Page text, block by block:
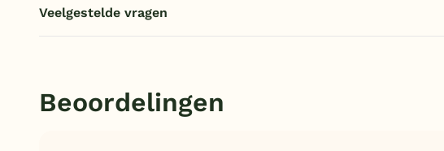
Veelgestelde vragen
Beoordelingen